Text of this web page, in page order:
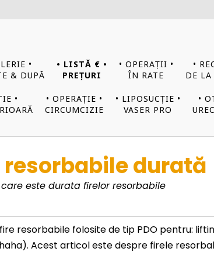
•
& DUPĂ
• LISTĂ € •
PREȚURI
• OPERAȚII •
ÎN RATE
•
DE
•
• OPERAȚIE •
CIRCUMCIZIE
• LIPOSUCȚIE •
VASER PRO
•
resorbabile durată
care este durata firelor resorbabile
resorbabile folosite de tip PDO pentru:
Acest articol este despre firele